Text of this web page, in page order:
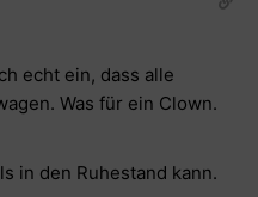
echt ein, dass alle
Was für ein Clown.
in den Ruhestand kann.